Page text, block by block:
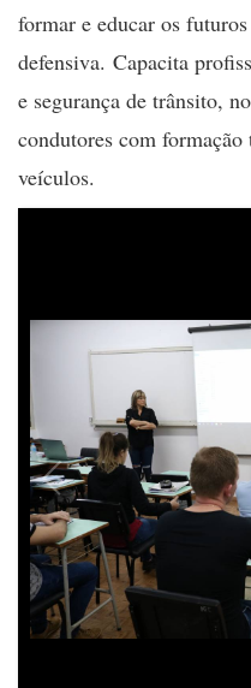
formar e educar os
defensiva. Capacita
e segurança de trânsito,
condutores com
veículos.